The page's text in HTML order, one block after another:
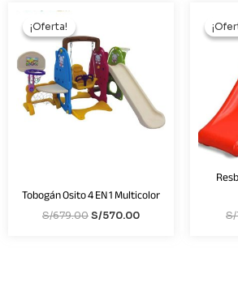
¡Oferta!
¡Oferta!
Tobogán Osito 4 EN 1 Multicolor
S/679.00
original
era:
S/679.00.
S/570.00 S/